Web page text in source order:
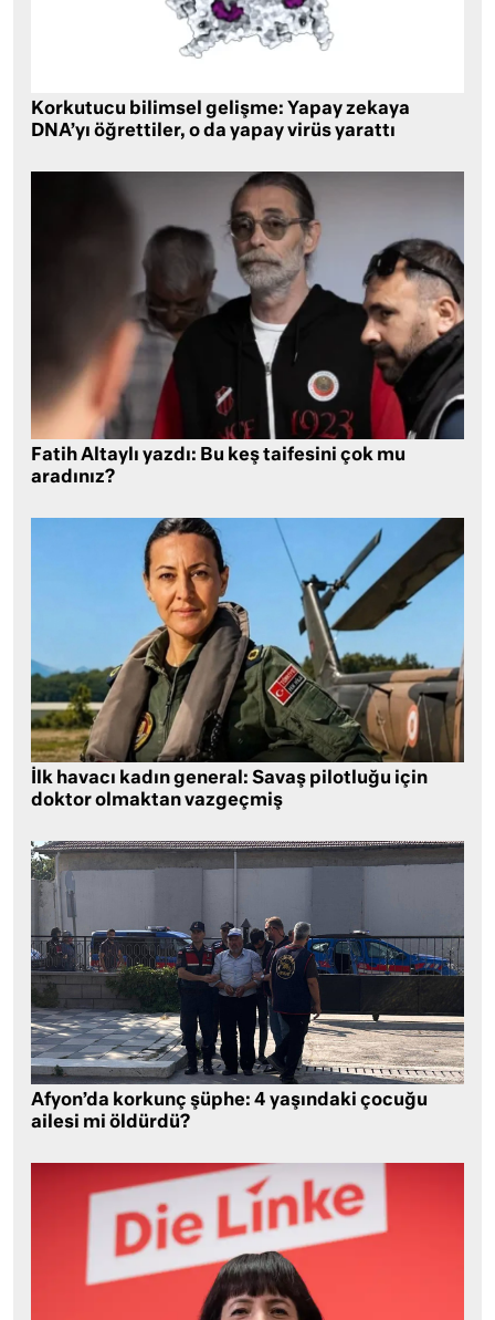
Korkutucu bilimsel gelişme: Yapay zekaya
DNA’yı öğrettiler, o da yapay virüs yarattı
Fatih Altaylı yazdı: Bu keş taifesini çok mu
aradınız?
İlk havacı kadın general: Savaş pilotluğu için
doktor olmaktan vazgeçmiş
Afyon’da korkunç şüphe: 4 yaşındaki çocuğu
ailesi mi öldürdü?